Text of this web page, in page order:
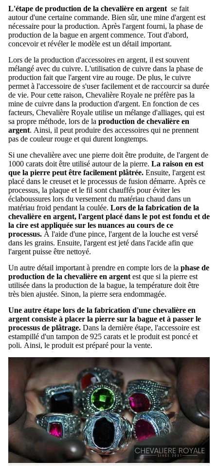
L'étape de production de la chevalière en argent se fait
autour d'une certaine commande. Bien sûr, une mine d'argent est
nécessaire pour la production. Après l'argent fourni, la phase de
production de la bague en argent commence. Tout d'abord,
concevoir et révéler le modèle est un détail important.
Lors de la production d'accessoires en argent, il est souvent
mélangé avec du cuivre. L'utilisation de cuivre dans la phase de
production fait que l'argent vire au rouge. De plus, le cuivre
permet à l'accessoire de s'user facilement et de raccourcir sa durée
de vie. Pour cette raison, Chevalière Royale ne préfère pas la
mine de cuivre dans la production d'argent. En fonction de ces
facteurs, Chevalière Royale utilise un mélange d'alliages, qui est
sa propre méthode, lors de la production de chevalière en
argent. Ainsi, il peut produire des accessoires qui ne prennent
pas de couleur rouge et qui durent longtemps.
Si une chevalière avec une pierre doit être produite, de l'argent de
1000 carats doit être utilisé autour de la pierre. La raison en est
que la pierre peut être facilement plâtrée. Ensuite, l'argent est
placé dans le creuset et le processus de fusion démarre. Après ce
processus, la plaque et le fil sont chauffés pour éviter les
éclaboussures lors du versement du matériau chaud dans un
matériau froid pendant la coulée. Lors de la fabrication de la
chevalière en argent, l'argent placé dans le pot est fondu et de
la cire est appliquée sur les nuances au cours de ce
processus. À l'aide d'une pince, l'argent de la louche est versé
dans les grains. Ensuite, l'argent est jeté dans l'acide afin que
l'argent puisse être nettoyé.
Un autre détail important à prendre en compte lors de la phase de
production de la chevalière en argent est que si la pierre est
utilisée dans la production de la bague, la température doit être
très bien ajustée. Sinon, la pierre sera endommagée.
Une autre étape lors de la fabrication d'une chevalière en
argent consiste à placer la pierre sur la bague et à passer le
processus de plâtrage. Dans la dernière étape, l'accessoire est
estampillé d'un tampon de 925 carats et le produit est poncé et
poli. Ainsi, le produit est préparé pour la vente.